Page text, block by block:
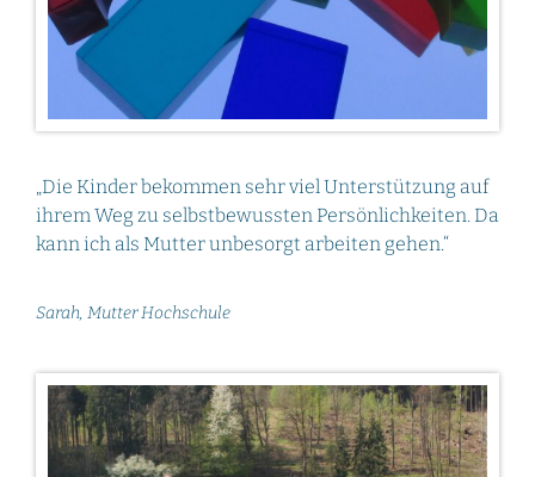
„Die Kinder bekommen sehr viel Unterstützung auf
ihrem Weg zu selbstbewussten Persönlichkeiten. Da
kann ich als Mutter unbesorgt arbeiten gehen.“
Sarah, Mutter Hochschule